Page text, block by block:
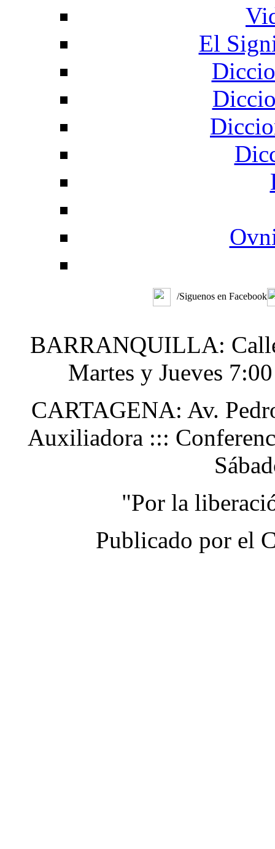
El
/Siguenos en Facebook
BARRANQUILLA:
Martes y Jueves
CARTAGENA: Av.
Auxiliadora :::
"Por la
Publicado por el